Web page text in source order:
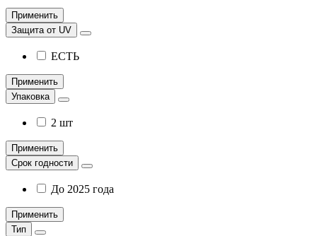
Применить
Защита от UV
ЕСТЬ
Применить
Упаковка
2 шт
Применить
Срок годности
До 2025 года
Применить
Тип